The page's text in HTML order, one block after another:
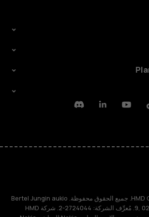
Youtube
Linkedin
Discord
TM و © 2026 HMD Global. جميع الحقوق محفوظة. Bertel Jungin aukio
9, 02600 Espoo, Finland. مُعرِّف الشركة: 2724044-2. شركة HMD